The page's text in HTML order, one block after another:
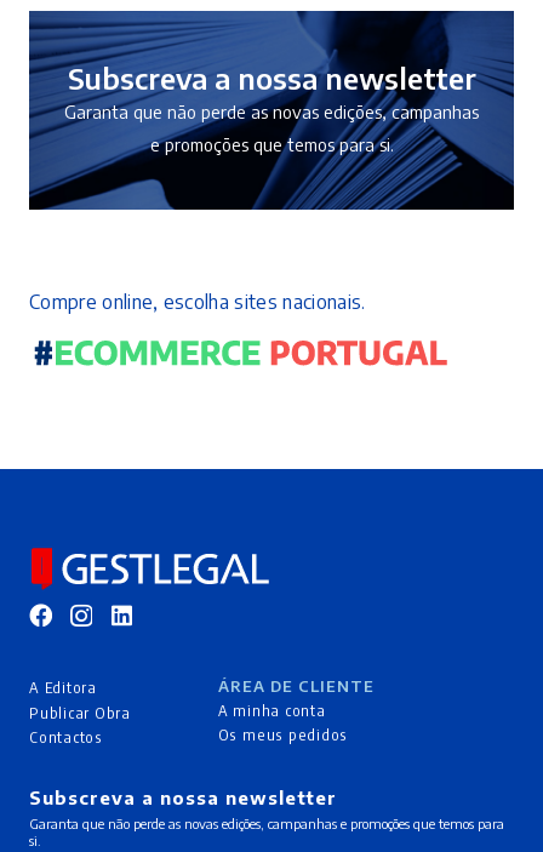
Subscreva a nossa newsletter
Garanta que não perde as novas edições, campanhas
e promoções que temos para si.
Compre online, escolha sites nacionais.
A Editora
Publicar Obra
Contactos
ÁREA DE CLIENTE
A minha conta
Os meus pedidos
Subscreva a nossa newsletter
Garanta que não perde as novas edições, campanhas e promoções que temos para
si.